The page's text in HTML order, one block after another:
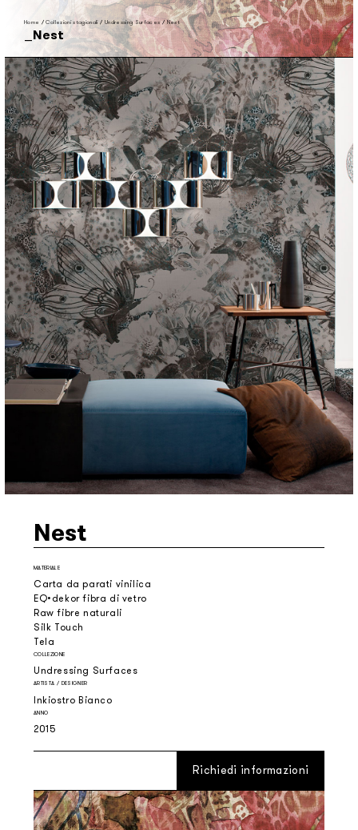
Home /Collezioni stagionali/ Undressing Surfaces/Nest
Nest
Nest
MATERIALE
Carta da parati vinilica
EQ•dekor fibra di vetro
Raw fibre naturali
Silk Touch
Tela
COLLEZIONE
Undressing Surfaces
ARTISTA / DESIGNER
Inkiostro Bianco
ANNO
2015
Richiedi informazioni